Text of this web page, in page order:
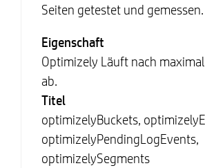
Seiten getestet und gemessen.
Eigenschaft
Optimizely Läuft nach
ab.
Titel
optimizelyBuckets,
optimizelyPendingLogEvents,
optimizelySegments